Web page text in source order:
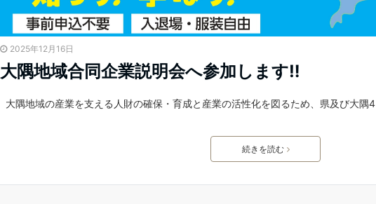
2025年12月16日
大隅地域合同企業説明会へ参加します‼
大隅地域の産業を支える人財の確保・育成と産業の活性化を図るため、県及び大隅4
続きを読む